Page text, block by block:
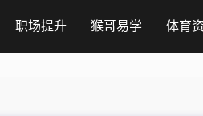
职场提升 猴哥易学 体育